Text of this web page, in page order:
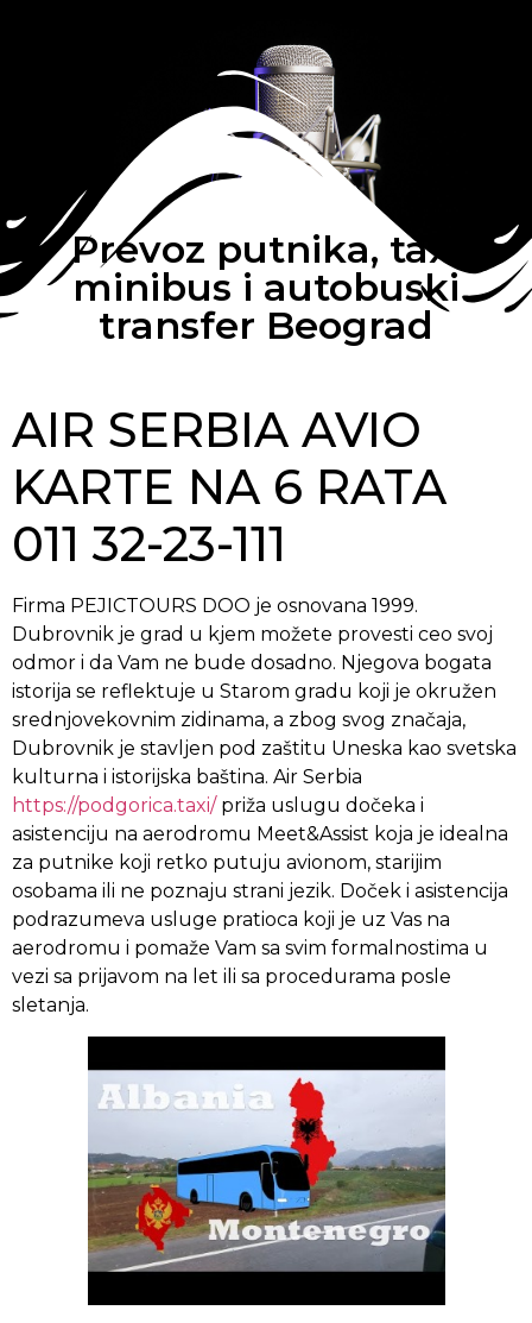
Prevoz putnika, taxi
minibus i autobuski
transfer Beograd
AIR SERBIA AVIO
KARTE NA 6 RATA
011 32-23-111
Firma PEJICTOURS DOO je osnovana 1999.
Dubrovnik je grad u kjem možete provesti ceo svoj
odmor i da Vam ne bude dosadno. Njegova bogata
istorija se reflektuje u Starom gradu koji je okružen
srednjovekovnim zidinama, a zbog svog značaja,
Dubrovnik je stavljen pod zaštitu Uneska kao svetska
kulturna i istorijska baština. Air Serbia
https://podgorica.taxi/priža uslugu dočeka i
asistenciju na aerodromu Meet&Assist koja je idealna
za putnike koji retko putuju avionom, starijim
osobama ili ne poznaju strani jezik. Doček i asistencija
podrazumeva usluge pratioca koji je uz Vas na
aerodromu i pomaže Vam sa svim formalnostima u
vezi sa prijavom na let ili sa procedurama posle
sletanja.